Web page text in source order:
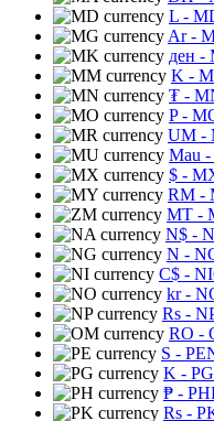
L -
Ar-
ден -
K -
₮ -
P-
UM -
Mau -
$ -
RM -
MT -
N$ -
N -
C$ -
kr-
Rs -
RO -
S -
K -
₱ -
Rs -